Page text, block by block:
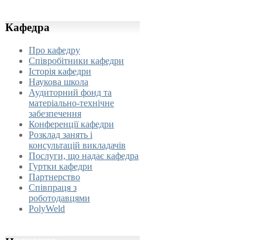
Кафедра
Про кафедру
Співробітники кафедри
Історія кафедри
Наукова школа
Аудиторний фонд та
матеріально-технічне
забезпечення
Конференції кафедри
Розклад занять і
консультацій викладачів
Послуги, що надає кафедра
Гуртки кафедри
Партнерство
Співпраця з
роботодавцями
PolyWeld